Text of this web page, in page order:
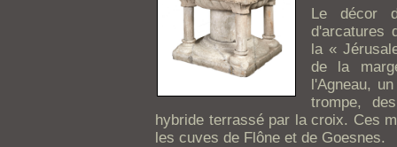
Le décor
d'arcatures
la «
de la
l'Agneau,
trompe,
hybride terrassé par la croix. Ces
les cuves de Flône et de Goesnes.